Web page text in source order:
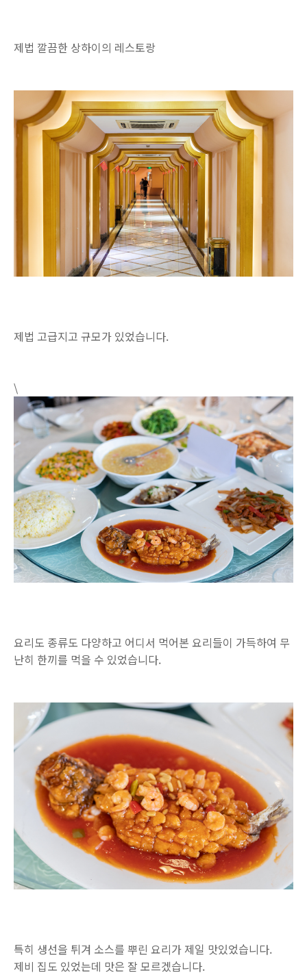
제법 깔끔한 상하이의 레스토랑
제법 고급지고 규모가 있었습니다.
\
요리도 종류도 다양하고 어디서 먹어본 요리들이 가득하여 무
난히 한끼를 먹을 수 있었습니다.
특히 생선을 튀겨 소스를 뿌린 요리가 제일 맛있었습니다.
제비 집도 있었는데 맛은 잘 모르겠습니다.